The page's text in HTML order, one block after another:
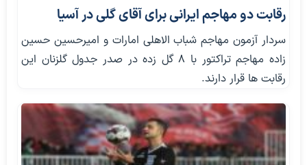
رقابت دو مهاجم ایرانی برای آقای گلی در آسیا
سردار آزمون مهاجم شباب الاهلی امارات و امیرحسین حسین
زاده مهاجم تراکتور با ۸ گل زده در صدر جدول گلزنان این
رقابت ها قرار دارند.